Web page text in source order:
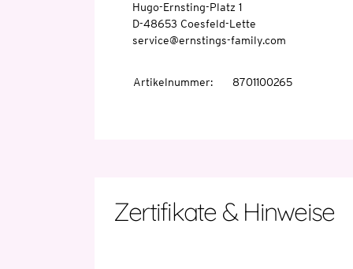
Hugo-Ernsting-Platz 1
D-48653 Coesfeld-Lette
service@ernstings-family.com
Artikelnummer: 8701100265
Zertifikate & Hinweise